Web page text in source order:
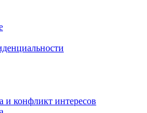
и конфликт интересов